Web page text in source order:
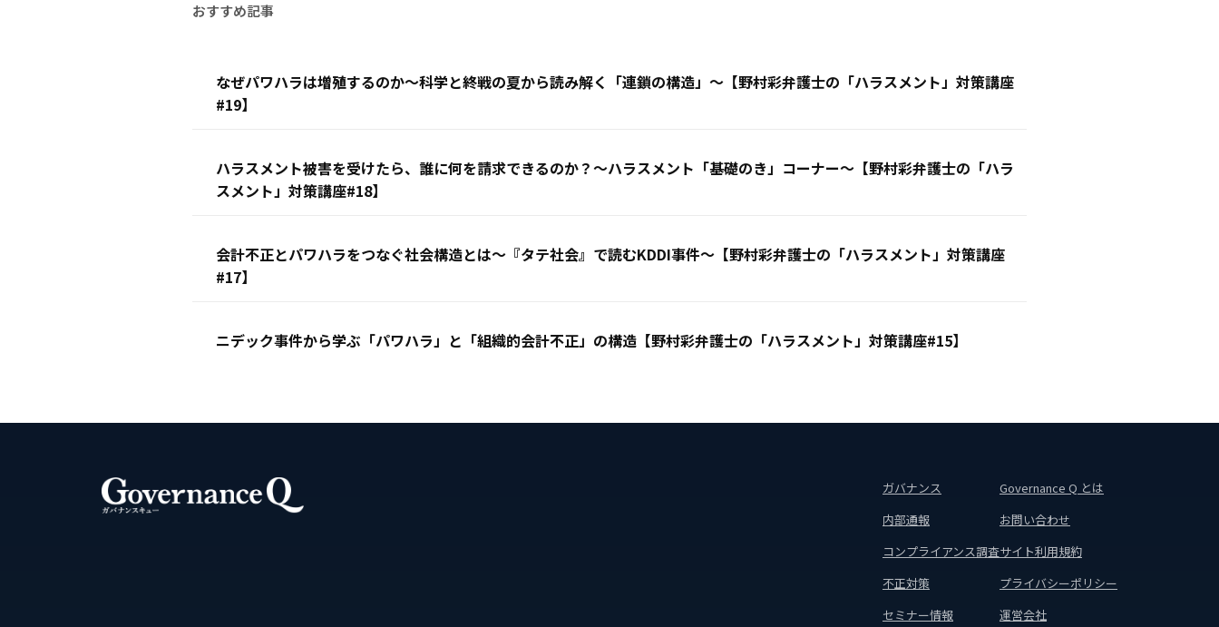
なぜパワハラは増殖するのか〜科学と終戦の夏から読み解く「連鎖の構造」〜【野村彩弁護士の「ハラスメント」対策講座
#19】
ハラスメント被害を受けたら、誰に何を請求できるのか？〜ハラスメント「基礎のき」コーナー〜【野村彩弁護士の「ハラ
スメント」対策講座#18】
会計不正とパワハラをつなぐ社会構造とは〜『タテ社会』で読むKDDI事件〜【野村彩弁護士の「ハラスメント」対策講座
#17】
ニデック事件から学ぶ「パワハラ」と「組織的会計不正」の構造【野村彩弁護士の「ハラスメント」対策講座#15】
ガバナンス
内部通報
コンプライアンス調査
不正対策
セミナー情報
Governance Q とは
お問い合わせ
サイト利用規約
プライバシーポリシー
運営会社